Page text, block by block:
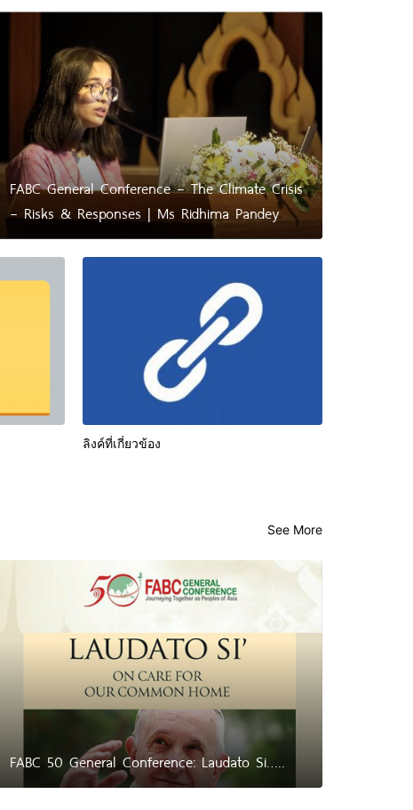
FABC General Conference – The Climate Crisis
– Risks & Responses | Ms Ridhima Pandey
ลิงค์ที่เกี่ยวข้อง
See More
FABC 50 General Conference: Laudato Si…..